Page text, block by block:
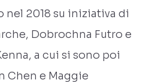
2018 su iniziativa di
Dobrochna Futro e
a cui si sono poi
Chen e Maggie